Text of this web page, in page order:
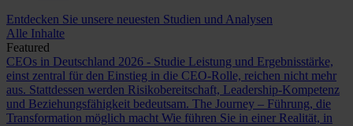
Entdecken Sie unsere neuesten Studien und Analysen
Alle Inhalte
Featured
CEOs in Deutschland 2026 - Studie Leistung und Ergebnisstärke,
einst zentral für den Einstieg in die CEO-Rolle, reichen nicht mehr
aus. Stattdessen werden Risikobereitschaft, Leadership-Kompetenz
und Beziehungsfähigkeit bedeutsam. The Journey – Führung, die
Transformation möglich macht Wie führen Sie in einer Realität, in